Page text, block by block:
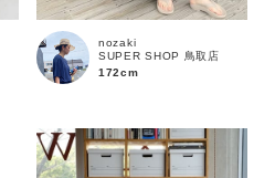
nozaki
SUPER SHOP 鳥取店
172cm